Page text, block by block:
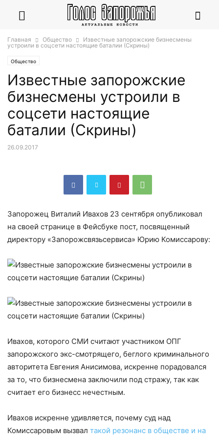
Главная Общество
Известные запорожские бизнесмены
устроили в соцсети настоящие баталии (Скрины)
Общество
Известные запорожские
бизнесмены устроили в
соцсети настоящие
баталии (Скрины)
26.09.2017
Запорожец Виталий Ивахов 23 сентября опубликовал
на своей странице в Фейсбуке пост, посвященный
директору «Запорожсвязьсервиса» Юрию Комиссарову:
Ивахов, которого СМИ считают участником ОПГ
запорожского экс-смотрящего, беглого криминального
авторитета Евгения Анисимова, искренне порадовался
за то, что бизнесмена заключили под стражу, так как
считает его бизнесс нечестным.
Ивахов искренне удивляется, почему суд над
Комиссаровым вызвал такой резонанс в обществе и на